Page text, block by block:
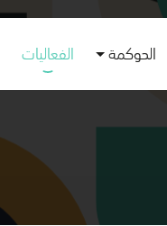
الحوكمة الفعاليات